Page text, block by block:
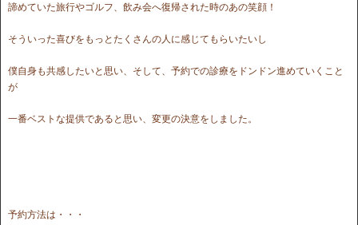
諦めていた旅行やゴルフ、飲み会へ復帰された時のあの笑顔！
そういった喜びをもっとたくさんの人に感じてもらいたいし
僕自身も共感したいと思い、そして、予約での診療をドンドン進めていくこと
が
一番ベストな提供であると思い、変更の決意をしました。
予約方法は・・・